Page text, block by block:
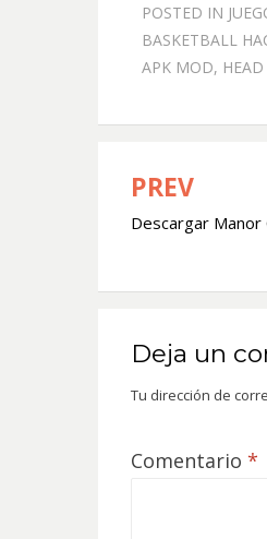
POSTED IN
BASKETBALL
APK MOD,
de
PREV
Descargar Manor
Deja un
Tu dirección de
Comentario *